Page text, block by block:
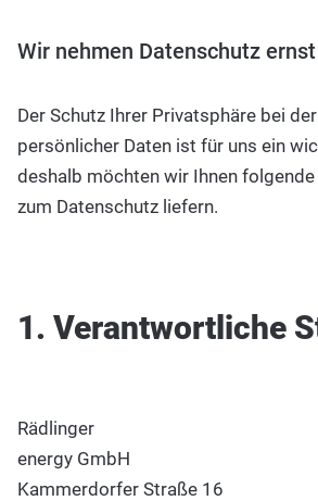
Wir nehmen Datenschutz ernst
Der Schutz Ihrer Privatsphäre bei
persönlicher Daten ist für uns ein
deshalb möchten wir Ihnen
zum Datenschutz liefern.
1. Verantwortliche
Rädlinger
energy GmbH
Kammerdorfer Straße 16